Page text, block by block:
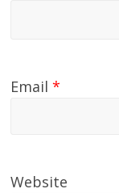
Email*
Website